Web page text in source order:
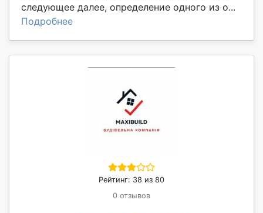
следующее далее, определение одного из о...
Подробнее
Рейтинг: 38 из 80
0 отзывов